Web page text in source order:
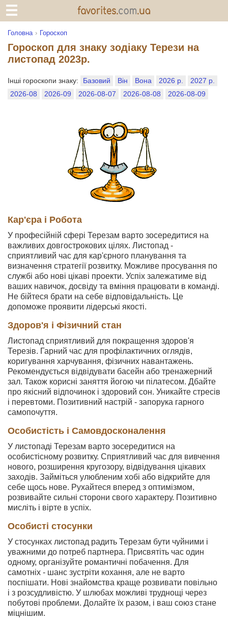
Головна Гороскоп
Гороскоп для знаку зодіаку Терези на
листопад 2023р.
Інші гороскопи знаку: Базовий Він Вона 2026 р.
2027 р.
2026-08
2026-09 2026-08-07 2026-08-08 2026-08-09
Кар'єра і Робота
У професійній сфері Терезам варто зосередитися на
важливих довгострокових цілях. Листопад -
сприятливий час для кар'єрного планування та
визначення стратегії розвитку. Можливе просування по
службі або нові цікаві проекти. Успіх залежатиме від
ваших навичок, досвіду та вміння працювати в команді.
Не бійтеся брати на себе відповідальність. Це
допоможе проявити лідерські якості.
Здоров'я і Фізичний стан
Листопад сприятливий для покращення здоров'я
Терезів. Гарний час для профілактичних оглядів,
коригування харчування, фізичних навантажень.
Рекомендується відвідувати басейн або тренажерний
зал. Також корисні заняття йогою чи пілатесом. Дбайте
про якісний відпочинок і здоровий сон. Уникайте стресів
і перевтоми. Позитивний настрій - запорука гарного
самопочуття.
Особистість і Самовдосконалення
У листопаді Терезам варто зосередитися на
особистісному розвитку. Сприятливий час для вивчення
нового, розширення кругозору, відвідування цікавих
заходів. Займіться улюбленим хобі або відкрийте для
себе щось нове. Рухайтеся вперед з оптимізмом,
розвивайте сильні сторони свого характеру. Позитивно
мисліть і вірте в успіх.
Особисті стосунки
У стосунках листопад радить Терезам бути чуйними і
уважними до потреб партнера. Присвятіть час один
одному, організуйте романтичні побачення. Для
самотніх - шанс зустріти кохання, але не варто
поспішати. Нові знайомства краще розвивати повільно
і з розсудливістю. У шлюбах можливі труднощі через
побутові проблеми. Долайте їх разом, і ваш союз стане
міцнішим.